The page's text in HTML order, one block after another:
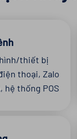
thiết bị
thoại, Zalo
hệ thống POS